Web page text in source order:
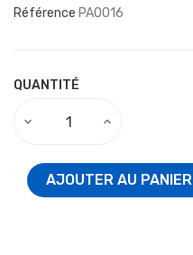
Référence PA0016
QUANTITÉ
AJOUTER AU PANIER